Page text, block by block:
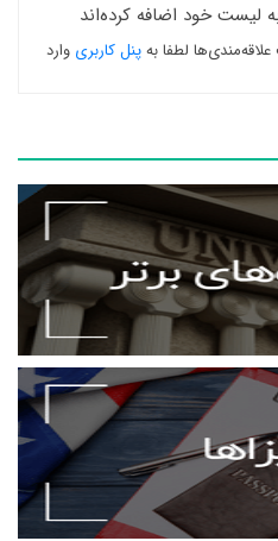
لطفا بهپنل کاربری وارد